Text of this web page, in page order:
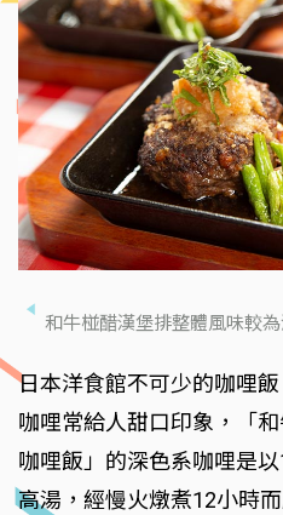
和牛椪醋漢堡排整體風味較
日本洋食館不可少的咖哩
咖哩常給人甜口印象，「
咖哩飯」的深色系咖哩是
高湯，經慢火燉煮12小時